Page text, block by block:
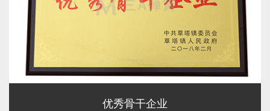
优秀骨干企业